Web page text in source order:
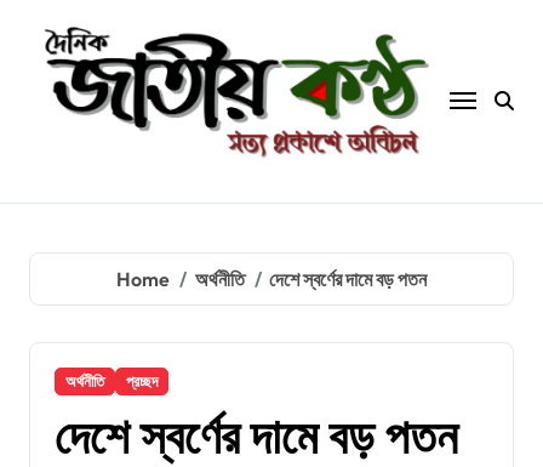
content
Home অর্থনীতি দেশে স্বর্ণের দামে বড় পতন
অর্থনীতি প্রচ্ছদ
দেশে স্বর্ণের দামে বড় পতন